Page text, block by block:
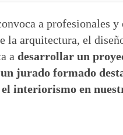
a profesionales
la arquitectura, el
a desarrollar un
jurado formado
interiorismo en